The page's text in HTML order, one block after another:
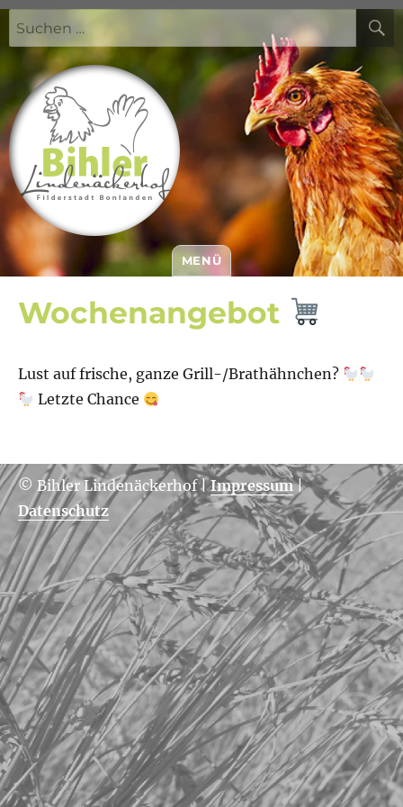
Suchen
nach:
Bihler Lindenäckerhof
MENÜ
Wochenangebot
Lust auf frische, ganze Grill-/Brathähnchen?
Letzte Chance
© Bihler Lindenäckerhof|Impressum|
Datenschutz